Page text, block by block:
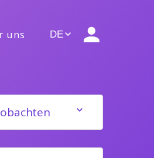
uns DE